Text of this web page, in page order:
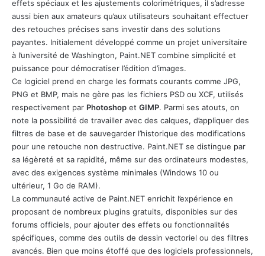
effets spéciaux et les ajustements colorimétriques, il s’adresse
aussi bien aux amateurs qu’aux utilisateurs souhaitant effectuer
des retouches précises sans investir dans des solutions
payantes. Initialement développé comme un projet universitaire
à l’université de Washington, Paint.NET combine simplicité et
puissance pour démocratiser l’édition d’images.
Ce logiciel prend en charge les formats courants comme JPG,
PNG et BMP, mais ne gère pas les fichiers PSD ou XCF, utilisés
respectivement par Photoshop et GIMP. Parmi ses atouts, on
note la possibilité de travailler avec des calques, d’appliquer des
filtres de base et de sauvegarder l’historique des modifications
pour une retouche non destructive. Paint.NET se distingue par
sa légèreté et sa rapidité, même sur des ordinateurs modestes,
avec des exigences système minimales (Windows 10 ou
ultérieur, 1 Go de RAM).
La communauté active de Paint.NET enrichit l’expérience en
proposant de nombreux plugins gratuits, disponibles sur des
forums officiels, pour ajouter des effets ou fonctionnalités
spécifiques, comme des outils de dessin vectoriel ou des filtres
avancés. Bien que moins étoffé que des logiciels professionnels,